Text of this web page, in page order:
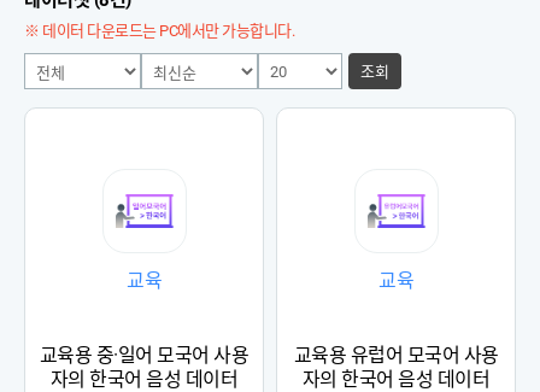
※ 데이터 다운로드는 PC에서만 가능합니다.
조회
교육
교육용 중·일어 모국어 사용
자의 한국어 음성 데이터
교육
교육용 유럽어 모국어 사용
자의 한국어 음성 데이터